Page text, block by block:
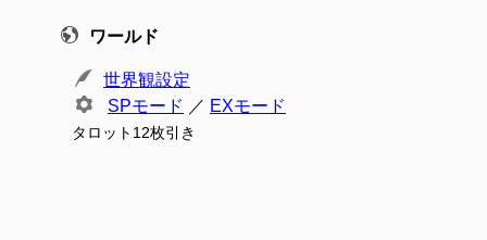
ワールド
世界観設定
SPモード ／ EXモード
タロット12枚引き